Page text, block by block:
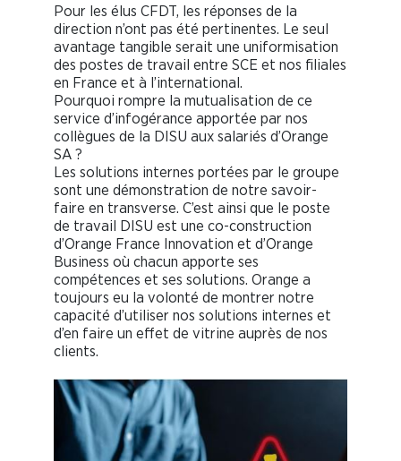
Pour les élus CFDT, les réponses de la
direction n’ont pas été pertinentes. Le seul
avantage tangible serait une uniformisation
des postes de travail entre SCE et nos filiales
en France et à l’international.
Pourquoi rompre la mutualisation de ce
service d’infogérance apportée par nos
collègues de la DISU aux salariés d’Orange
SA ?
Les solutions internes portées par le groupe
sont une démonstration de notre savoir-
faire en transverse. C’est ainsi que le poste
de travail DISU est une co-construction
d’Orange France Innovation et d’Orange
Business où chacun apporte ses
compétences et ses solutions. Orange a
toujours eu la volonté de montrer notre
capacité d’utiliser nos solutions internes et
d’en faire un effet de vitrine auprès de nos
clients.